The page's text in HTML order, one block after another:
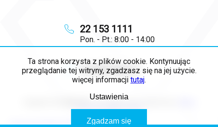
Ta strona korzysta z plików cookie. Kontynuując
przeglądanie tej witryny, zgadzasz się na jej użycie.
więcej informacji tutaj.
Ustawienia
Zgadzam się
info@ majya.pl
22 153 1111
Pon. - Pt.: 8:00 - 14:00
Opracował Shoptet Premium
ustawienia plików cookie